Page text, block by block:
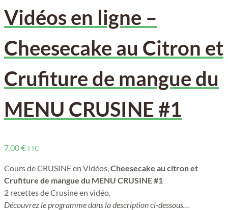
Vidéos en ligne –
Cheesecake au Citron et
Crufiture de mangue du
MENU CRUSINE #1
7.00€TTC
Cours de CRUSINE en Vidéos, Cheesecake au citron et
Crufiture de mangue du MENU CRUSINE #1
2 recettes de Crusine en vidéo,
Découvrez le programme dans la description ci-dessous…